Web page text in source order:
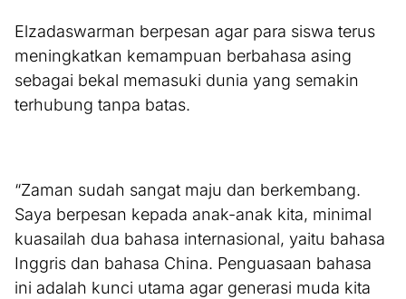
Elzadaswarman berpesan agar para siswa terus
meningkatkan kemampuan berbahasa asing
sebagai bekal memasuki dunia yang semakin
terhubung tanpa batas.
“Zaman sudah sangat maju dan berkembang.
Saya berpesan kepada anak-anak kita, minimal
kuasailah dua bahasa internasional, yaitu bahasa
Inggris dan bahasa China. Penguasaan bahasa
ini adalah kunci utama agar generasi muda kita